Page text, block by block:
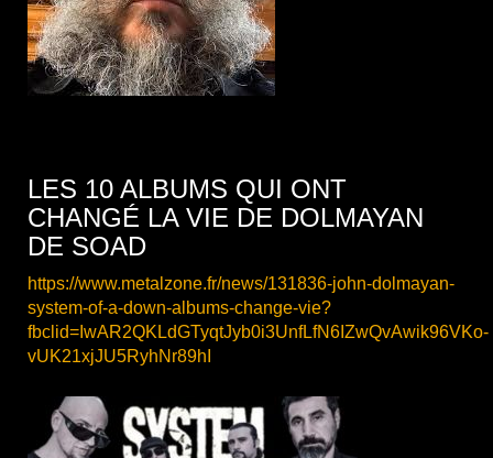
LES 10 ALBUMS QUI ONT
CHANGÉ LA VIE DE DOLMAYAN
DE SOAD
https://www.metalzone.fr/news/131836-john-dolmayan-
system-of-a-down-albums-change-vie?
fbclid=IwAR2QKLdGTyqtJyb0i3UnfLfN6IZwQvAwik96VKo-
vUK21xjJU5RyhNr89hI